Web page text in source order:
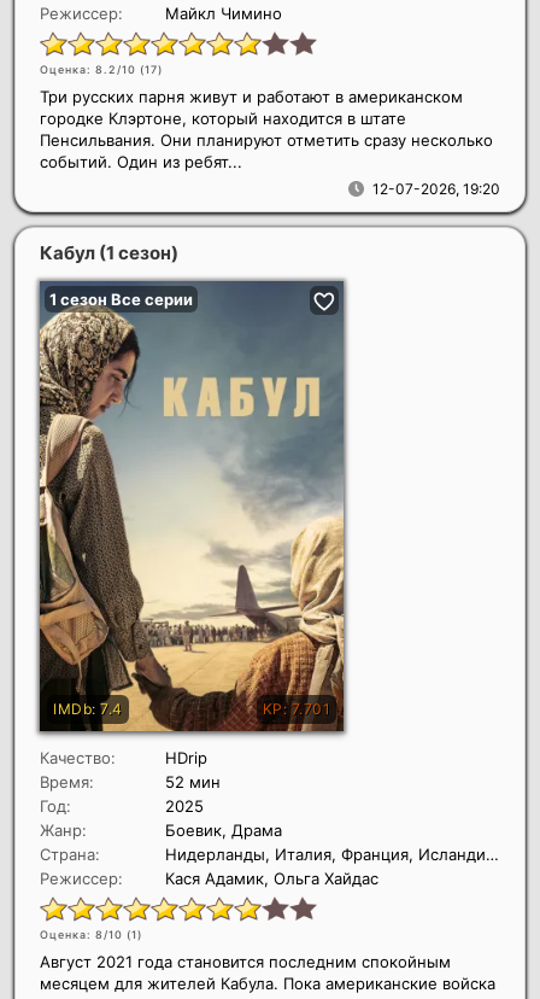
Режиссер:
Майкл Чимино
Оценка: 8.2/10 (17)
12-07-2026, 19:20
Три русских парня живут и работают в американском
городке Клэртоне, который находится в штате
Пенсильвания. Они планируют отметить сразу несколько
событий. Один из ребят...
Кабул (1 сезон)
Качество:
HDrip
Время:
52 мин
Год:
2025
Жанр:
Боевик, Драма
Страна:
Нидерланды, Италия, Франция, Исландия, Германия, Дания, Швеция, Бельгия, Греция, Финляндия, Норвегия
Режиссер:
Кася Адамик, Ольга Хайдас
Оценка: 8/10 (1)
Август 2021 года становится последним спокойным
месяцем для жителей Кабула. Пока американские войска